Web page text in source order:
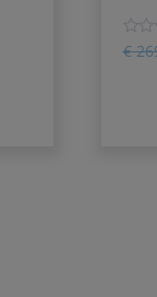
0
€